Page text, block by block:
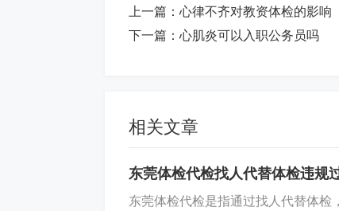
结尾：
施。
标签: 心脏不好的人往往有五个特征
上一篇： 心律不齐对教资体检的影响
下一篇： 心肌炎可以入职公务员吗
相关文章
东莞体检代检找人代替体检违规
东莞体检代检是指通过找人代替体